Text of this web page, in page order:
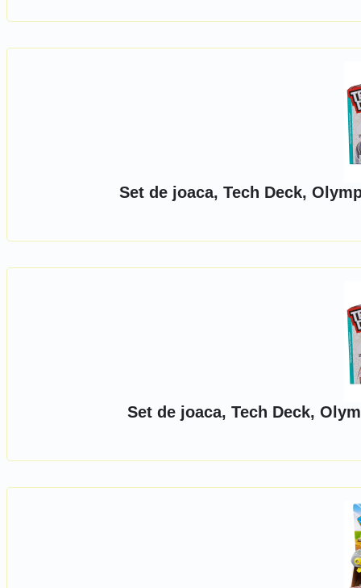
Set de joaca, Tech Deck,
Set de joaca, Tech Deck,